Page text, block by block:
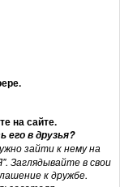
на сайте.
его в друзья?
зайти к нему на
Заглядывайте в свои
к дружбе.